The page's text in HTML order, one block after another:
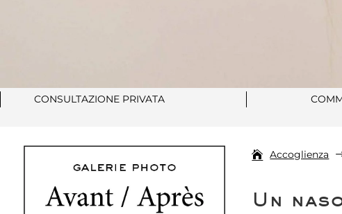
CONSULTAZIONE PRIVATA
Accoglienza
Un